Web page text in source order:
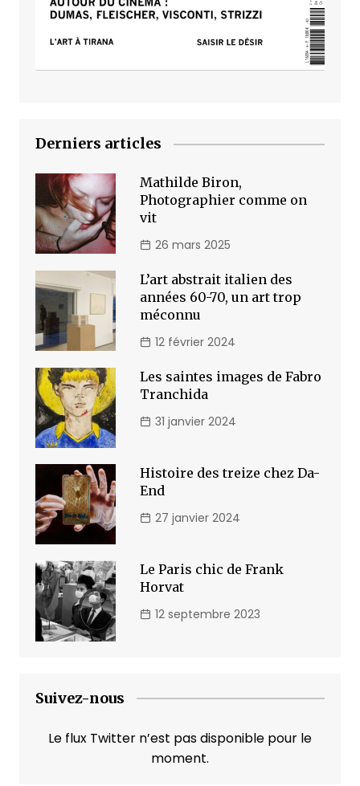
Derniers articles
Mathilde Biron,
Photographier comme on
vit
26 mars 2025
L’art abstrait italien des
années 60-70, un art trop
méconnu
12 février 2024
Les saintes images de Fabro
Tranchida
31 janvier 2024
Histoire des treize chez Da-
End
27 janvier 2024
Le Paris chic de Frank
Horvat
12 septembre 2023
Suivez-nous
Le flux Twitter n’est pas disponible pour le
moment.